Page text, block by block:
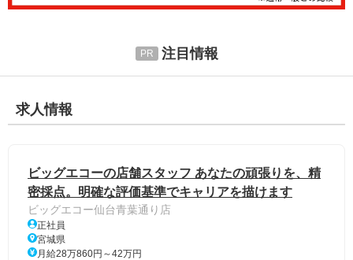
注目情報
求人情報
ビッグエコーの店舗スタッフ あなたの頑張りを、精
密採点。明確な評価基準でキャリアを描けます
ビッグエコー仙台青葉通り店
正社員
宮城県
月給28万860円～42万円